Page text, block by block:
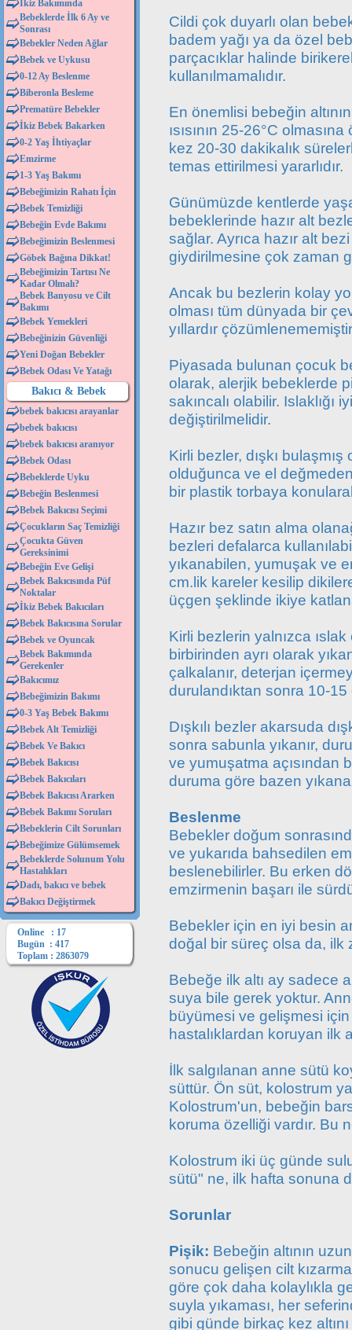
İkiz Bakımında
Bebeklerde İlk 6 Ay ve
Sonrası
Bebekler Neden Ağlar
Bebek ve Uykusu
0-12 Ay Beslenme
Biberonla Besleme
Prematüre Bebekler
İkiz Bebek Bakarken
0-2 Yaş İhtiyaçlar
Emzirme
1-3 Yaş Bakımı
Bebeğimizin Rahatı İçin
Bebek Temizliği
Bebeğin Evde Bakımı
Bebeğimizin Beslenmesi
Göbek Bağına Dikkat!
Bebeğimizin Tartısı Ne
Kadar Olmalı?
Bebek Banyosu ve Cilt
Bakımı
Bebek Yemekleri
Bebeğinizin Güvenliği
Yeni Doğan Bebekler
Bebek Odası Ve Yatağı
Bakıcı & Bebek
bebek bakıcısı arayanlar
bebek bakıcısı
bebek bakıcısı aranıyor
Bebek Odası
Bebeklerde Uyku
Bebeğin Beslenmesi
Bebek Bakıcısı Seçimi
Çocukların Saç Temizliği
Çocukta Güven
Gereksinimi
Bebeğin Eve Gelişi
Bebek Bakıcısında Püf
Noktalar
İkiz Bebek Bakıcıları
Bebek Bakıcısına Sorular
Bebek ve Oyuncak
Bebek Bakımında
Gerekenler
Bakıcımız
Bebeğimizin Bakımı
0-3 Yaş Bebek Bakımı
Bebek Alt Temizliği
Bebek Ve Bakıcı
Bebek Bakıcısı
Bebek Bakıcıları
Bebek Bakıcısı Ararken
Bebek Bakımı Soruları
Bebeklerin Cilt Sorunları
Bebeğimize Gülümsemek
Bebeklerde Solunum Yolu
Hastalıkları
Dadı, bakıcı ve bebek
Bakıcı Değiştirmek
Online : 17
Bugün : 417
Toplam : 2863079
Cildi çok duyarlı olan
badem yağı ya da özel
parçacıklar halinde
kullanılmamalıdır.
En önemlisi bebeğin
ısısının 25-26°C
kez 20-30 dakikalık
temas ettirilmesi yararlıdır.
Günümüzde kentlerde
bebeklerinde hazır alt
sağlar. Ayrıca hazır alt
giydirilmesine çok zaman
Ancak bu bezlerin kolay
olması tüm dünyada bir
yıllardır
Piyasada bulunan çocuk
olarak, alerjik bebeklerde
sakıncalı olabilir. Islaklığı
değiştirilmelidir.
Kirli bezler, dışkı
olduğunca ve el
bir plastik torbaya
Hazır bez satın alma
bezleri defalarca
yıkanabilen, yumuşak ve
cm.lik kareler kesilip
üçgen şeklinde ikiye
Kirli bezlerin yalnızca ıslak
birbirinden ayrı olarak
çalkalanır, deterjan
durulandıktan sonra 10-15
Dışkılı bezler akarsuda
sonra sabunla yıkanır,
ve yumuşatma açısından
duruma göre bazen
Beslenme
Bebekler doğum
ve yukarıda bahsedilen
beslenebilirler. Bu erken
emzirmenin başarı ile
Bebekler için en iyi besin
doğal bir süreç olsa da, ilk
Bebeğe ilk altı ay sadece
suya bile gerek yoktur.
büyümesi ve gelişmesi
hastalıklardan koruyan ilk
İlk salgılanan anne sütü
süttür. Ön süt, kolostrum
Kolostrum'un, bebeğin
koruma özelliği vardır. Bu
Kolostrum iki üç günde
sütü" ne, ilk hafta sonuna
Sorunlar
Pişik: Bebeğin altının
sonucu gelişen cilt
göre çok daha kolaylıkla
suyla yıkaması, her
gibi günde birkaç kez